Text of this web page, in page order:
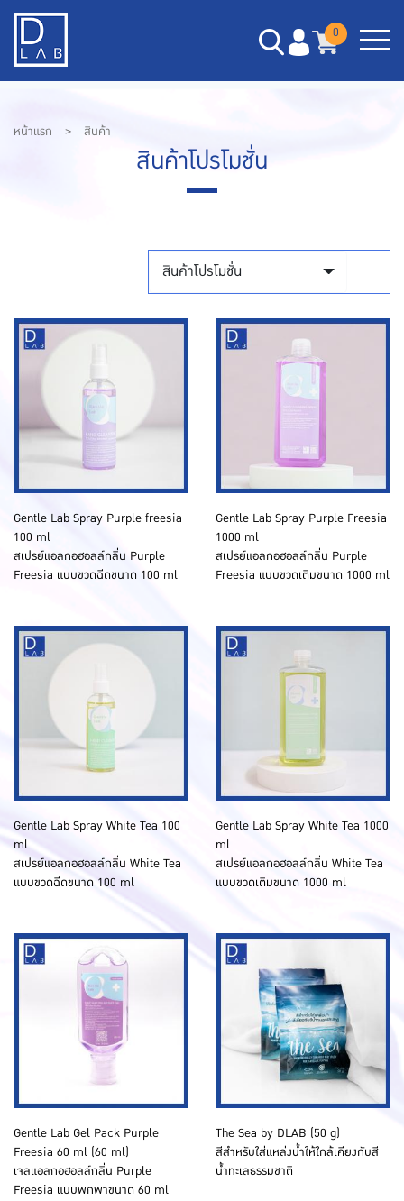
0
หน้าแรก > สินค้า
สินค้าโปรโมชั่น
สินค้าโปรโมชั่น
Gentle Lab Spray Purple freesia
100 ml
สเปรย์แอลกอฮอลล์กลิ่น Purple
Freesia แบบขวดฉีดขนาด 100 ml
Gentle Lab Spray Purple Freesia
1000 ml
สเปรย์แอลกอฮอลล์กลิ่น Purple
Freesia แบบขวดเติมขนาด 1000 ml
Gentle Lab Spray White Tea 100
ml
สเปรย์แอลกอฮอลล์กลิ่น White Tea
แบบขวดฉีดขนาด 100 ml
Gentle Lab Spray White Tea 1000
ml
สเปรย์แอลกอฮอลล์กลิ่น White Tea
แบบขวดเติมขนาด 1000 ml
Gentle Lab Gel Pack Purple
Freesia 60 ml (60 ml)
เจลแอลกอฮอลล์กลิ่น Purple
Freesia แบบพกพาขนาด 60 ml
The Sea by DLAB (50 g)
สีสำหรับใส่แหล่งน้ำให้ใกล้เคียงกับสี
น้ำทะเลธรรมชาติ